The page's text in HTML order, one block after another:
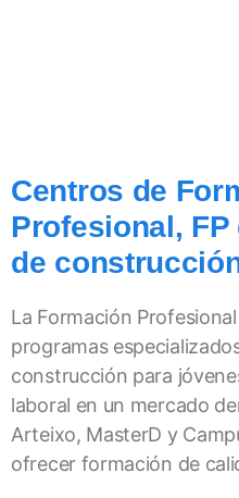
Centros de
Profesional,
de
La Formación
programas
construcción para
laboral en un mercado
Arteixo, MasterD y
ofrecer formación de